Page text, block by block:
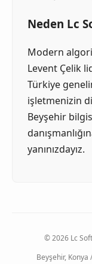
Neden Lc
Modern
Levent Çelik
Türkiye
işletmenizin
Beyşehir
yanınızdayız.
© 2026 Lc
Beyşehir, Konya